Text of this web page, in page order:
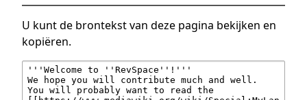
U kunt de brontekst van deze pagina bekijken en
kopiëren.